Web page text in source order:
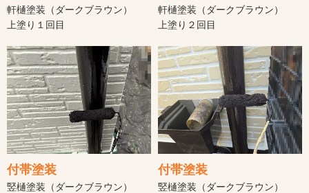
軒樋塗装（ダークブラウン）
上塗り１回目
軒樋塗装（ダークブラウン）
上塗り２回目
付帯塗装
竪樋塗装（ダークブラウン）
付帯塗装
竪樋塗装（ダークブラウン）